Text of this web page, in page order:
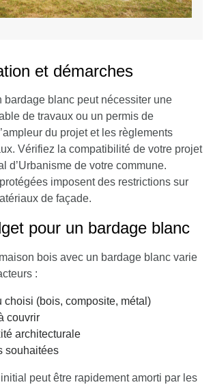
et démarches
bardage blanc peut nécessiter une
de travaux ou un permis de
du projet et les règlements
Vérifiez la compatibilité de votre projet
d’Urbanisme de votre commune.
imposent des restrictions sur
de façade.
pour un bardage blanc
bois avec un bardage blanc varie
:
choisi (bois, composite, métal)
couvrir
architecturale
souhaitées
initial peut être rapidement amorti par les